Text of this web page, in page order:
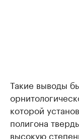
Такие выводы
которой
полигона
высокую